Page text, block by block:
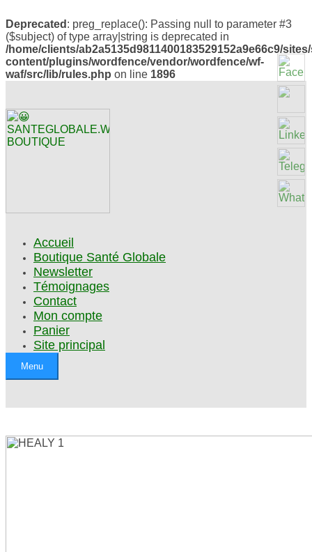
Deprecated : preg_replace(): Passing null to parameter #3
($subject) of type array|string is deprecated in
/home/clients/ab2a5135d9811400183529152a9e66c9/
content/plugins/wordfence/vendor/wordfence/wf-
waf/src/lib/rules.php on line 1896
Accueil
Boutique Santé Globale
Newsletter
Témoignages
Contact
Mon compte
Panier
Site principal
Menu